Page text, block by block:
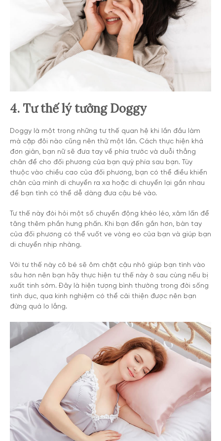
4. Tư thế lý tưởng Doggy
Doggy là một trong những tư thế quan hệ khi lần đầu làm
mà cặp đôi nào cũng nên thử một lần. Cách thực hiện khá
đơn giản, bạn nữ sẽ đưa tay về phía trước và duỗi thẳng
chân để cho đối phương của bạn quỳ phía sau bạn. Tùy
thuộc vào chiều cao của đối phương, bạn có thể điều khiển
chân của mình di chuyển ra xa hoặc di chuyển lại gần nhau
để bạn tình có thể dễ dàng đưa cậu bé vào.
Tư thế này đòi hỏi một số chuyển động khéo léo, xâm lấn để
tăng thêm phần hưng phấn. Khi bạn đến gần hơn, bàn tay
của đối phương có thể vuốt ve vòng eo của bạn và giúp bạn
di chuyển nhịp nhàng.
Với tư thế này cô bé sẽ ôm chặt cậu nhỏ giúp bạn tình vào
sâu hơn nên bạn hãy thực hiện tư thế này ở sau cùng nếu bị
xuất tinh sớm. Đây là hiện tượng bình thường trong đời sống
tình dục, qua kinh nghiệm có thể cải thiện được nên bạn
đừng quá lo lắng.